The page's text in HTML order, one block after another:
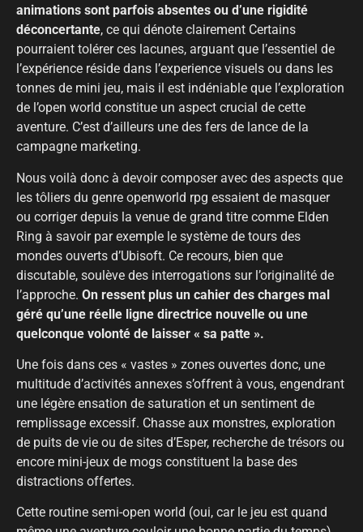
animations sont parfois absentes ou d’une rigidité
déconcertante, ce qui dénote clairement Certains
pourraient tolérer ces lacunes, arguant que l’essentiel de
l’expérience réside dans l’experience visuels ou dans les
tonnes de mini jeu, mais il est indéniable que l’exploration
de l’open world constitue un aspect crucial de cette
aventure. C’est d’ailleurs une des fers de lance de la
campagne marketing.
Nous voilà donc à devoir composer avec des aspects que
les tôliers du genre openworld rpg essaient de masquer
ou corriger depuis la venue de grand titre comme Elden
Ring à savoir par exemple le système de tours des
mondes ouverts d’Ubisoft. Ce recours, bien que
discutable, soulève des interrogations sur l’originalité de
l’approche. On ressent plus un cahier des charges mal
géré qu’une réelle ligne directrice nouvelle ou une
quelconque volonté de laisser « sa patte ».
Une fois dans ces « vastes » zones ouvertes donc, une
multitude d’activités annexes s’offrent à vous, engendrant
une légère ensation de saturation et un sentiment de
remplissage excessif. Chasse aux monstres, exploration
de puits de vie ou de sites d’Esper, recherche de trésors ou
encore mini-jeux de mogs constituent la base des
distractions offertes.
Cette routine semi-open world (oui, car le jeu est quand